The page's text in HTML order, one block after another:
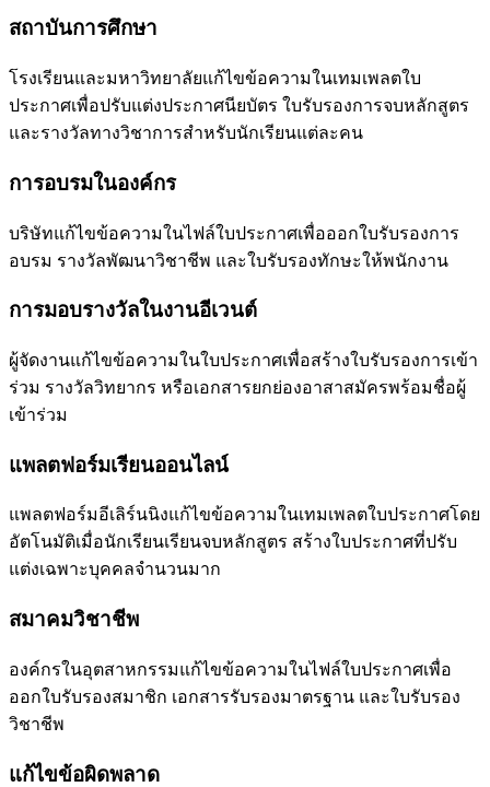
สถาบันการศึกษา
โรงเรียนและมหาวิทยาลัยแก้ไขข้อความในเทมเพลตใบ
ประกาศเพื่อปรับแต่งประกาศนียบัตร ใบรับรองการจบหลักสูตร
และรางวัลทางวิชาการสำหรับนักเรียนแต่ละคน
การอบรมในองค์กร
บริษัทแก้ไขข้อความในไฟล์ใบประกาศเพื่อออกใบรับรองการ
อบรม รางวัลพัฒนาวิชาชีพ และใบรับรองทักษะให้พนักงาน
การมอบรางวัลในงานอีเวนต์
ผู้จัดงานแก้ไขข้อความในใบประกาศเพื่อสร้างใบรับรองการเข้า
ร่วม รางวัลวิทยากร หรือเอกสารยกย่องอาสาสมัครพร้อมชื่อผู้
เข้าร่วม
แพลตฟอร์มเรียนออนไลน์
แพลตฟอร์มอีเลิร์นนิงแก้ไขข้อความในเทมเพลตใบประกาศโดย
อัตโนมัติเมื่อนักเรียนเรียนจบหลักสูตร สร้างใบประกาศที่ปรับ
แต่งเฉพาะบุคคลจำนวนมาก
สมาคมวิชาชีพ
องค์กรในอุตสาหกรรมแก้ไขข้อความในไฟล์ใบประกาศเพื่อ
ออกใบรับรองสมาชิก เอกสารรับรองมาตรฐาน และใบรับรอง
วิชาชีพ
แก้ไขข้อผิดพลาด